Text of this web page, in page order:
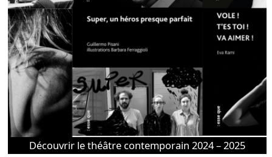
Découvrir le théâtre contemporain 2024 – 2025